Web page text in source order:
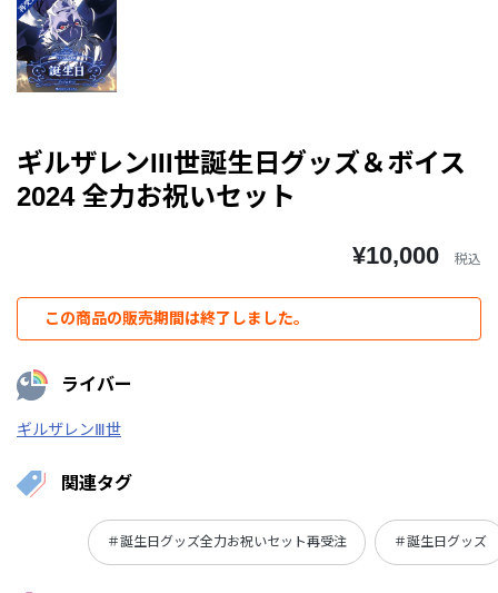
ギルザレンIII世誕生日グッズ＆ボイス
2024 全力お祝いセット
¥10,000 税込
この商品の販売期間は終了しました。
ライバー
ギルザレンⅢ世
関連タグ
＃誕生日グッズ全力お祝いセット再受注 ＃誕生日グッズ